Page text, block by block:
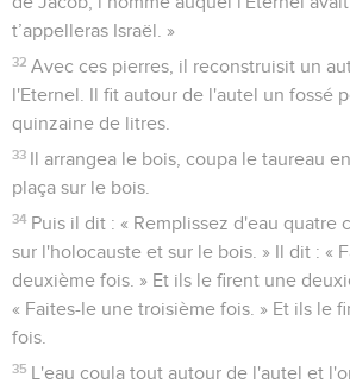
t’appelleras Israël. »
32 Avec ces pierres, il reconstruisit un
l'Eternel. Il fit autour de l'autel un fossé
quinzaine de litres.
33 Il arrangea le bois, coupa le taureau
plaça sur le bois.
34 Puis il dit : « Remplissez d'eau quatre
sur l'holocauste et sur le bois. » Il dit : «
deuxième fois. » Et ils le firent une
« Faites-le une troisième fois. » Et ils le
fois.
35 L'eau coula tout autour de l'autel et